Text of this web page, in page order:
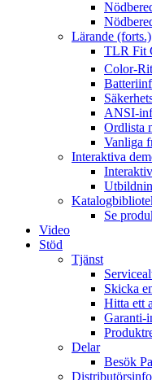
Lärande (forts.)
TLR Fit
Color-
ANSI-
Ordlista
Vanliga
Interaktiva
Se
Video
Stöd
Tjänst
Skicka
Hitta ett
Garanti-
Delar
Besök